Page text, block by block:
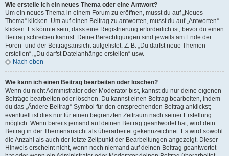
Wie erstelle ich ein neues Thema oder eine Antwort?
Um ein neues Thema in einem Forum zu eröffnen, musst du auf „Neues
Thema“ klicken. Um auf einen Beitrag zu antworten, musst du auf „Antworten“
klicken. Es könnte sein, dass eine Registrierung erforderlich ist, bevor du einen
Beitrag schreiben kannst. Deine Berechtigungen sind jeweils am Ende der
Foren- und der Beitragsansicht aufgelistet. Z. B. „Du darfst neue Themen
erstellen“, „Du darfst Dateianhänge erstellen“ usw.
Nach oben
Wie kann ich einen Beitrag bearbeiten oder löschen?
Wenn du nicht Administrator oder Moderator bist, kannst du nur deine eigenen
Beiträge bearbeiten oder löschen. Du kannst einen Beitrag bearbeiten, indem
du das „Ändere Beitrag“-Symbol für den entsprechenden Beitrag anklickst;
eventuell ist dies nur für einen begrenzten Zeitraum nach seiner Erstellung
möglich. Wenn bereits jemand auf deinen Beitrag geantwortet hat, wird dein
Beitrag in der Themenansicht als überarbeitet gekennzeichnet. Es wird sowohl
die Anzahl als auch der letzte Zeitpunkt der Bearbeitungen angezeigt. Dieser
Hinweis erscheint nicht, wenn noch niemand auf deinen Beitrag geantwortet